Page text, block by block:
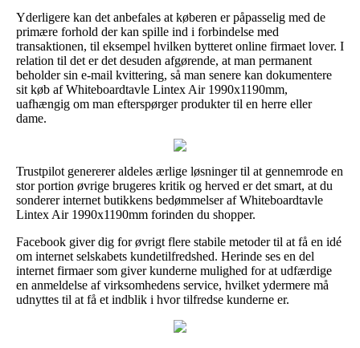
Yderligere kan det anbefales at køberen er påpasselig med de
primære forhold der kan spille ind i forbindelse med
transaktionen, til eksempel hvilken bytteret online firmaet lover. I
relation til det er det desuden afgørende, at man permanent
beholder sin e-mail kvittering, så man senere kan dokumentere
sit køb af Whiteboardtavle Lintex Air 1990x1190mm,
uafhængig om man efterspørger produkter til en herre eller
dame.
Trustpilot genererer aldeles ærlige løsninger til at gennemrode en
stor portion øvrige brugeres kritik og herved er det smart, at du
sonderer internet butikkens bedømmelser af Whiteboardtavle
Lintex Air 1990x1190mm forinden du shopper.
Facebook giver dig for øvrigt flere stabile metoder til at få en idé
om internet selskabets kundetilfredshed. Herinde ses en del
internet firmaer som giver kunderne mulighed for at udfærdige
en anmeldelse af virksomhedens service, hvilket ydermere må
udnyttes til at få et indblik i hvor tilfredse kunderne er.